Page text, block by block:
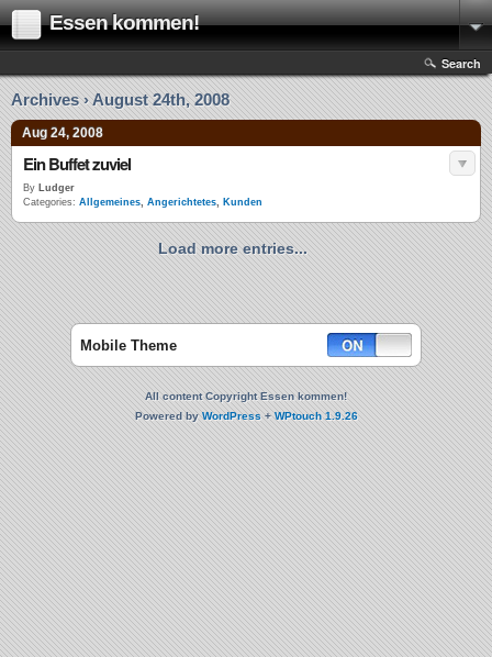
Essen kommen!
Search
Archives › August 24th, 2008
Aug 24, 2008
Ein Buffet zuviel
By Ludger
Categories: Allgemeines, Angerichtetes, Kunden
Load more entries...
Mobile Theme
All content Copyright Essen kommen!
Powered byWordPress+WPtouch 1.9.26